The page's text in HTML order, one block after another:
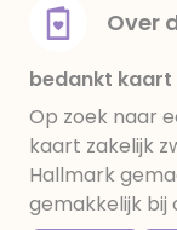
Over
bedankt
Op zoek naar
kaart zakelijk
Hallmark
gemakkelijk bij